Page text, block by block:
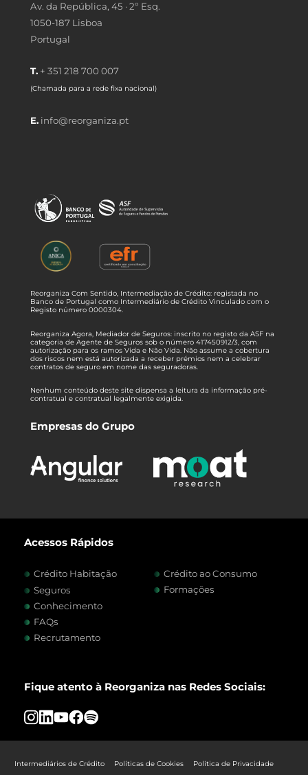
Av. da República, 45 · 2º Esq.
1050-187 Lisboa
Portugal
T. + 351 218 700 007
(Chamada para a rede fixa nacional)
E. info@reorganiza.pt
Reorganiza Com Sentido, Intermediação de Crédito: registada no
Banco de Portugal como Intermediário de Crédito Vinculado com o
Registo número 0000304.
Reorganiza Agora, Mediador de Seguros: inscrito no registo da ASF na
categoria de Agente de Seguros sob o número 417450912/3, com
autorização para os ramos Vida e Não Vida. Não assume a cobertura
dos riscos nem está autorizada a receber prémios nem a celebrar
contratos de seguro em nome das seguradoras.
Nenhum conteúdo deste site dispensa a leitura da informação pré-
contratual e contratual legalmente exigida.
Empresas do Grupo
Acessos Rápidos
Crédito Habitação
Crédito ao Consumo
Seguros
Formações
Conhecimento
FAQs
Recrutamento
Fique atento à Reorganiza nas Redes Sociais:
Intermediários de Crédito Políticas de Cookies Política de Privacidade